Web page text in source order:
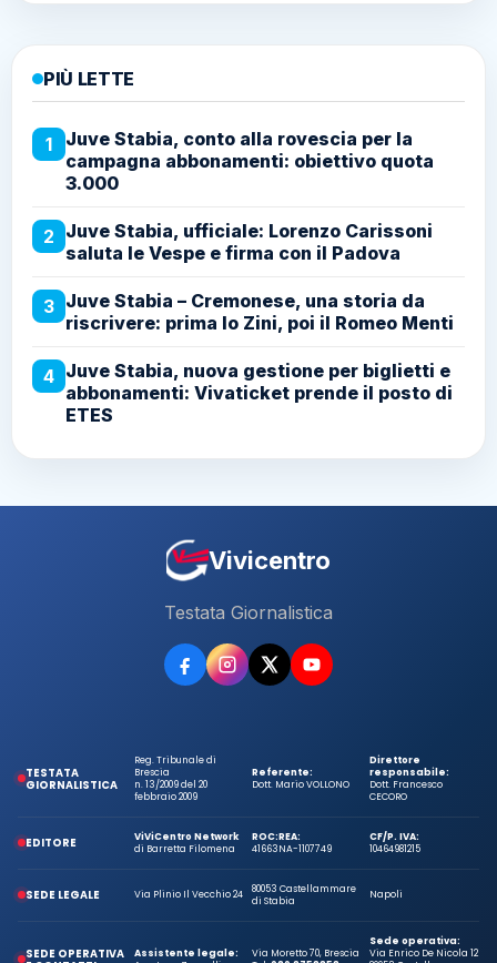
PIÙ LETTE
1
Juve Stabia, conto alla rovescia per la
campagna abbonamenti: obiettivo quota
3.000
2 Juve Stabia, ufficiale: Lorenzo Carissoni
saluta le Vespe e firma con il Padova
3 Juve Stabia – Cremonese, una storia da
riscrivere: prima lo Zini, poi il Romeo Menti
4 Juve Stabia, nuova gestione per biglietti e
abbonamenti: Vivaticket prende il posto di
ETES
Vivicentro
Testata Giornalistica
TESTATA
GIORNALISTICA
Reg. Tribunale di
Brescia
n. 13/2009 del 20
febbraio 2009
Referente:
Dott. Mario VOLLONO
Direttore
responsabile:
Dott. Francesco
CECORO
EDITORE
ViViCentro Network
di Barretta Filomena
ROC:
41663
REA:
NA-1107749
CF/P. IVA:
10464981215
SEDE LEGALE Via Plinio Il Vecchio 24
80053 Castellammare
di Stabia
Napoli
SEDE OPERATIVA
Assistente legale:
Via Moretto 70, Brescia
Sede operativa:
Via Enrico De Nicola 12